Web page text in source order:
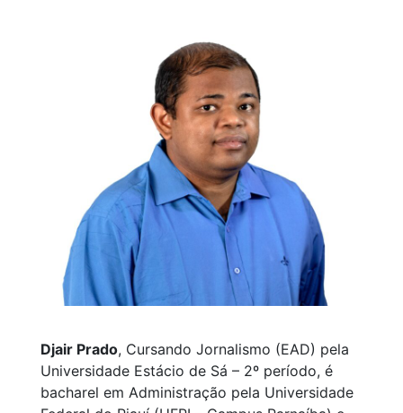
Djair Prado, Cursando Jornalismo (EAD) pela
Universidade Estácio de Sá – 2º período, é
bacharel em Administração pela Universidade